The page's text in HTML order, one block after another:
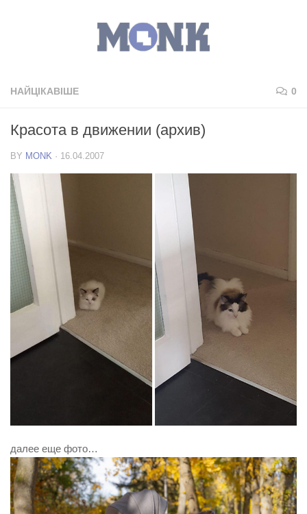
НАЙЦІКАВІШЕ 0
Красота в движении (архив)
BY MONK · 16.04.2007
далее еще фото…